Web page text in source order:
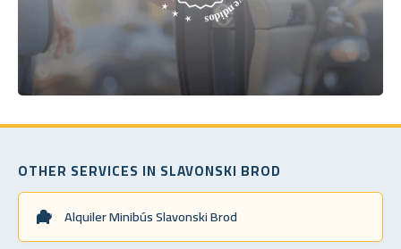
OTHER SERVICES IN SLAVONSKI BROD
Alquiler Minibús Slavonski Brod